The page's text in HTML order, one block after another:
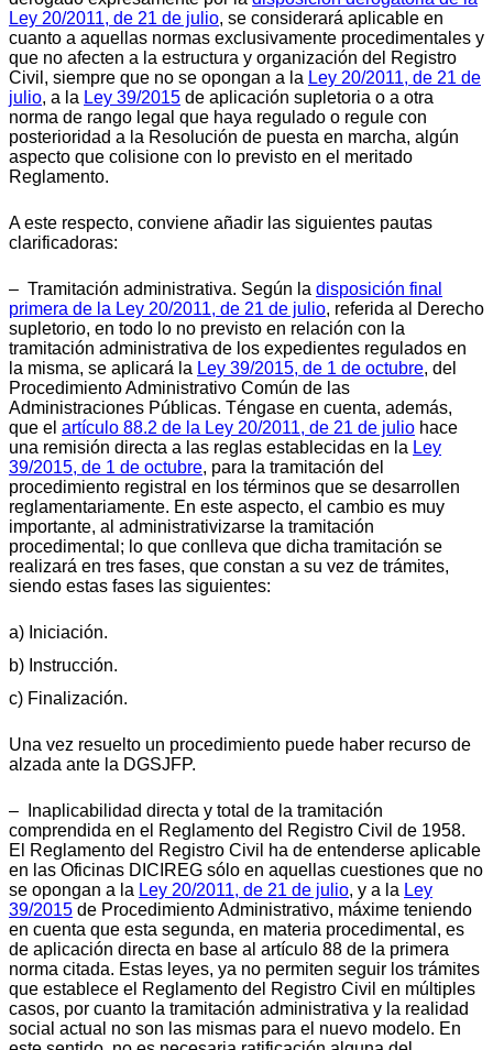
Ley 20/2011, de 21 de julio, se considerará aplicable en
cuanto a aquellas normas exclusivamente procedimentales y
que no afecten a la estructura y organización del Registro
Civil, siempre que no se opongan a la Ley 20/2011, de 21 de
julio, a la Ley 39/2015 de aplicación supletoria o a otra
norma de rango legal que haya regulado o regule con
posterioridad a la Resolución de puesta en marcha, algún
aspecto que colisione con lo previsto en el meritado
Reglamento.
A este respecto, conviene añadir las siguientes pautas
clarificadoras:
– Tramitación administrativa. Según la disposición final
primera de la Ley 20/2011, de 21 de julio, referida al Derecho
supletorio, en todo lo no previsto en relación con la
tramitación administrativa de los expedientes regulados en
la misma, se aplicará la Ley 39/2015, de 1 de octubre, del
Procedimiento Administrativo Común de las
Administraciones Públicas. Téngase en cuenta, además,
que el artículo 88.2 de la Ley 20/2011, de 21 de julio hace
una remisión directa a las reglas establecidas en la Ley
39/2015, de 1 de octubre, para la tramitación del
procedimiento registral en los términos que se desarrollen
reglamentariamente. En este aspecto, el cambio es muy
importante, al administrativizarse la tramitación
procedimental; lo que conlleva que dicha tramitación se
realizará en tres fases, que constan a su vez de trámites,
siendo estas fases las siguientes:
a) Iniciación.
b) Instrucción.
c) Finalización.
Una vez resuelto un procedimiento puede haber recurso de
alzada ante la DGSJFP.
– Inaplicabilidad directa y total de la tramitación
comprendida en el Reglamento del Registro Civil de 1958.
El Reglamento del Registro Civil ha de entenderse aplicable
en las Oficinas DICIREG sólo en aquellas cuestiones que no
se opongan a la Ley 20/2011, de 21 de julio, y a la Ley
39/2015 de Procedimiento Administrativo, máxime teniendo
en cuenta que esta segunda, en materia procedimental, es
de aplicación directa en base al artículo 88 de la primera
norma citada. Estas leyes, ya no permiten seguir los trámites
que establece el Reglamento del Registro Civil en múltiples
casos, por cuanto la tramitación administrativa y la realidad
social actual no son las mismas para el nuevo modelo. En